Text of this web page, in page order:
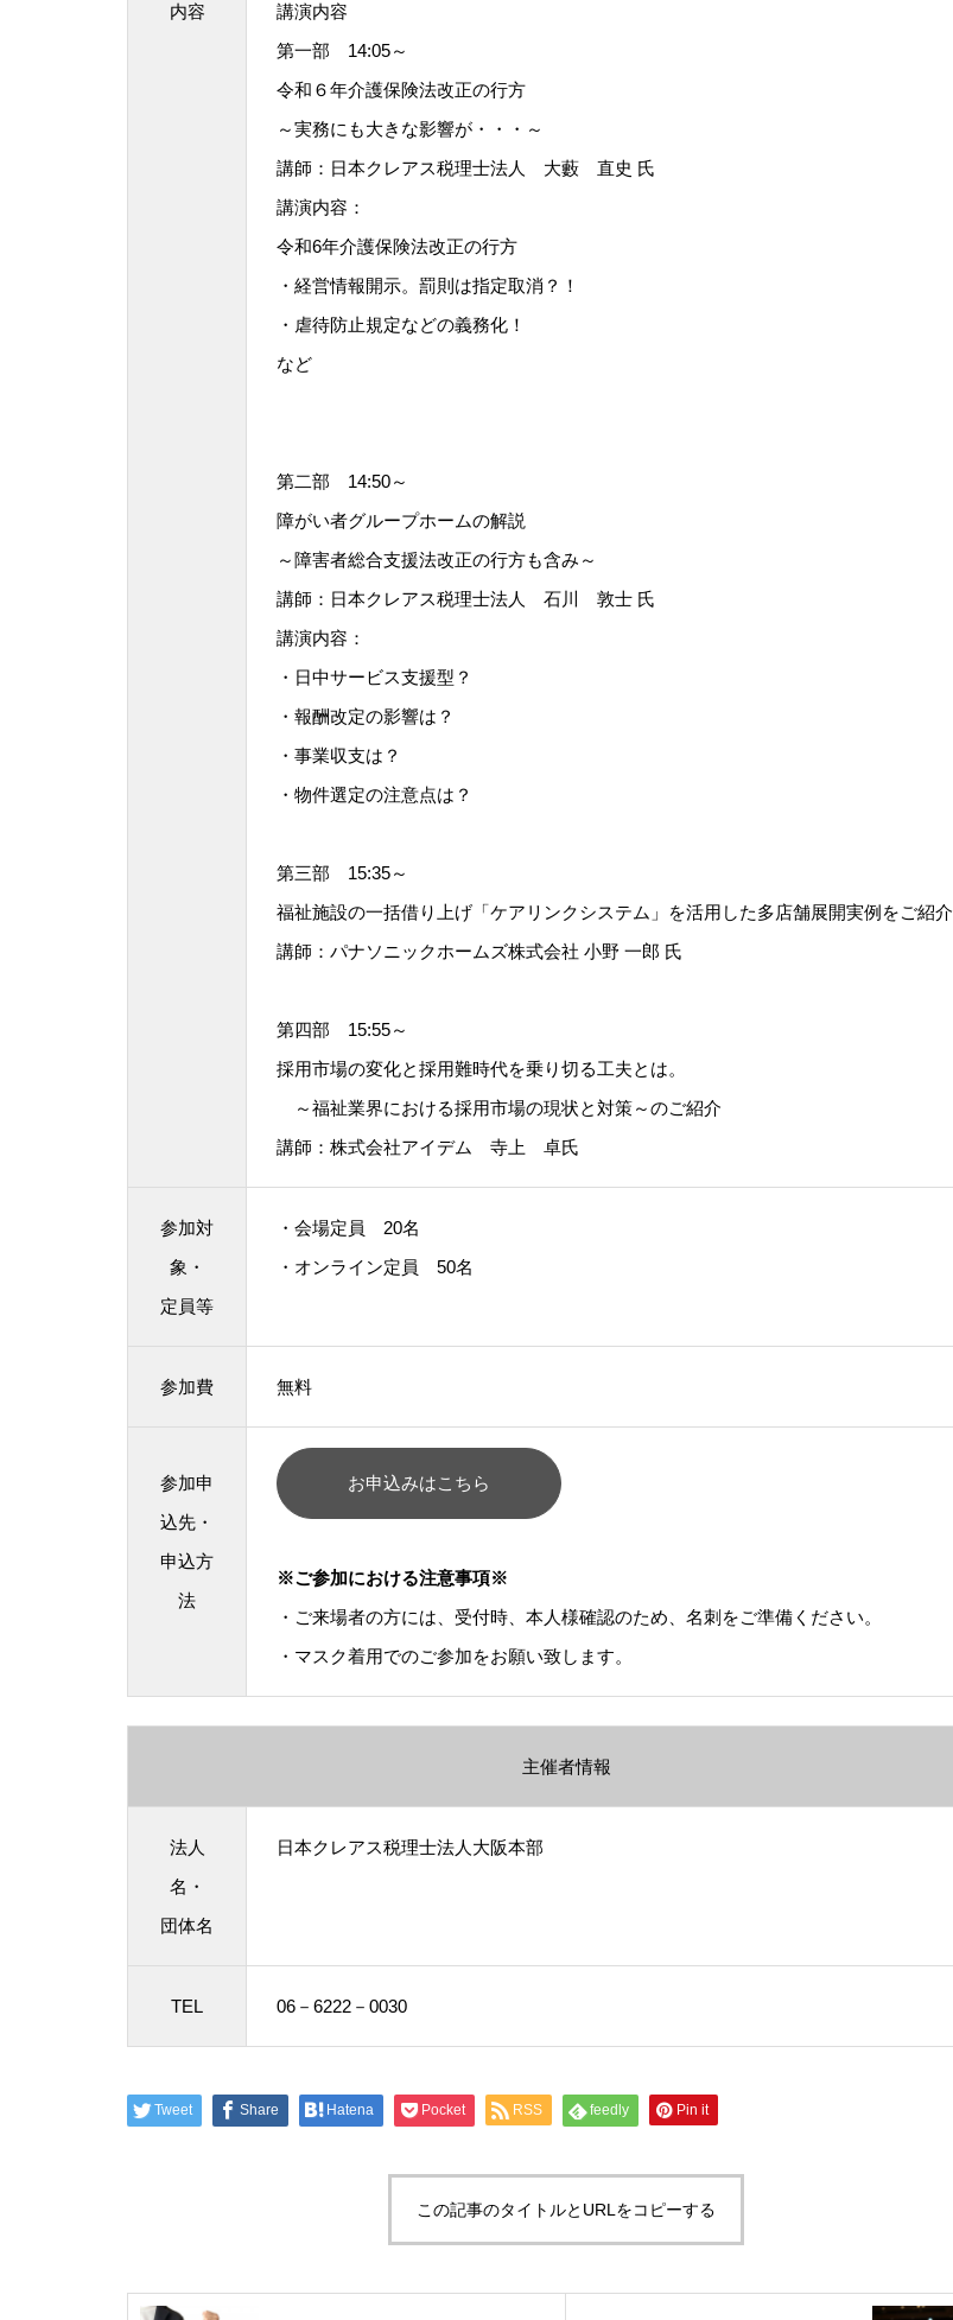
内容
講演内容
第一部 14:05～
令和６年介護保険法改正の行方
～実務にも大きな影響が・・・～
講師：日本クレアス税理士法人 大藪 直史 氏
講演内容：
令和6年介護保険法改正の行方
・経営情報開示。罰則は指定取消？！
・虐待防止規定などの義務化！
など
第二部 14:50～
障がい者グループホームの解説
～障害者総合支援法改正の行方も含み～
講師：日本クレアス税理士法人 石川 敦士 氏
講演内容：
・日中サービス支援型？
・報酬改定の影響は？
・事業収支は？
・物件選定の注意点は？
第三部 15:35～
福祉施設の一括借り上げ「ケアリンクシステム」を活用した多店舗展開実例をご紹介
講師：パナソニックホームズ株式会社 小野 一郎 氏
第四部 15:55～
採用市場の変化と採用難時代を乗り切る工夫とは。
～福祉業界における採用市場の現状と対策～のご紹介
講師：株式会社アイデム 寺上 卓氏
参加対
象・
定員等
・会場定員 20名
・オンライン定員 50名
参加費 無料
参加申
込先・
申込方
法
お申込みはこちら
※ご参加における注意事項※
・ご来場者の方には、受付時、本人様確認のため、名刺をご準備ください。
・マスク着用でのご参加をお願い致します。
主催者情報
法人
名・
団体名
日本クレアス税理士法人大阪本部
TEL 06－6222－0030
Tweet Share Hatena Pocket RSS feedly Pin it
この記事のタイトルとURLをコピーする